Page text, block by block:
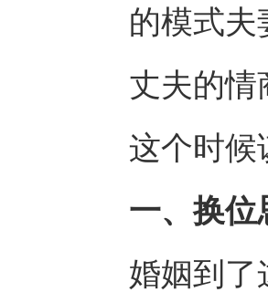
的模式夫
丈夫的情
这个时候
一、换位
婚姻到了